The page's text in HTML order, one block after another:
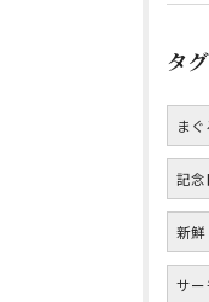
タグ
ま
記念
新鮮
サー